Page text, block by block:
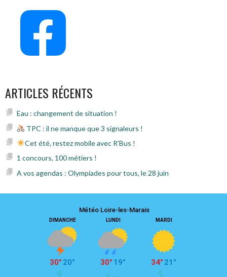
ARTICLES RÉCENTS
Eau : changement de situation !
TPC : il ne manque que 3 signaleurs !
Cet été, restez mobile avec R’Bus !
1 concours, 100 métiers !
A vos agendas : Olympiades pour tous, le 28 juin